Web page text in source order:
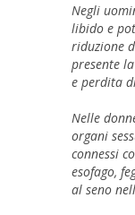
Negli
libido e
riduzione
presente
e perdita
Nelle
organi
connessi
esofago,
al seno